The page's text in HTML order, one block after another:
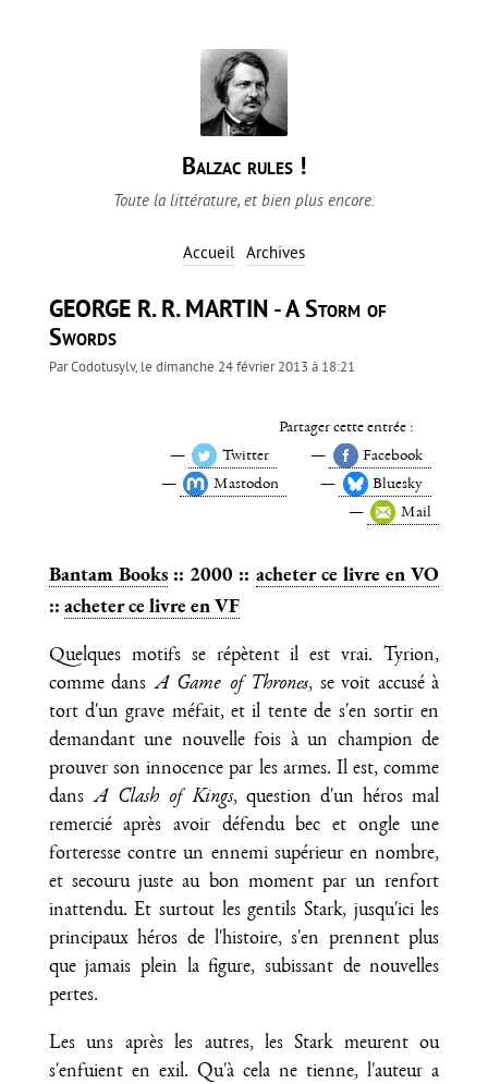
Balzac rules !
Toute la littérature, et bien plus encore.
Accueil Archives
GEORGE R. R. MARTIN - A Storm of
Swords
ParCodotusylv, le dimanche 24 février 2013 à 18:21
Partager cette entrée :
Twitter
Facebook
Mastodon
Bluesky
Mail
Bantam Books:: 2000 :: acheter ce livre en VO
:: acheter ce livre en VF
Quelques motifs se répètent il est vrai. Tyrion,
comme dans A Game of Thrones, se voit accusé à
tort d'un grave méfait, et il tente de s'en sortir en
demandant une nouvelle fois à un champion de
prouver son innocence par les armes. Il est, comme
dans A Clash of Kings, question d'un héros mal
remercié après avoir défendu bec et ongle une
forteresse contre un ennemi supérieur en nombre,
et secouru juste au bon moment par un renfort
inattendu. Et surtout les gentils Stark, jusqu'ici les
principaux héros de l'histoire, s'en prennent plus
que jamais plein la figure, subissant de nouvelles
pertes.
Les uns après les autres, les Stark meurent ou
s'enfuient en exil. Qu'à cela ne tienne, l'auteur a